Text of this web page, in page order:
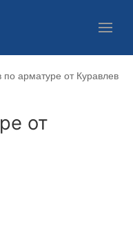
по арматуре от Куравлев
от